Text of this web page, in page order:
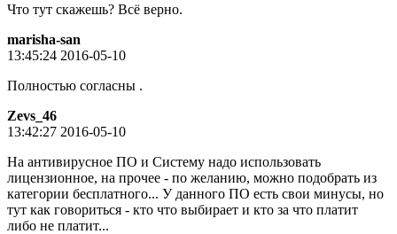
Что тут скажешь? Всё верно.
marisha-san
13:45:24 2016-05-10
Полностью согласны .
Zevs_46
13:42:27 2016-05-10
На антивирусное ПО и Систему надо использовать
лицензионное, на прочее - по желанию, можно подобрать из
категории бесплатного... У данного ПО есть свои минусы, но
тут как говориться - кто что выбирает и кто за что платит
либо не платит...